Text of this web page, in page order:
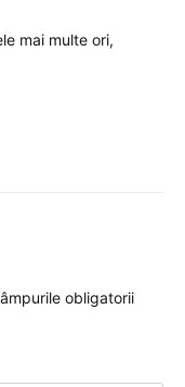
mai multe ori,
obligatorii